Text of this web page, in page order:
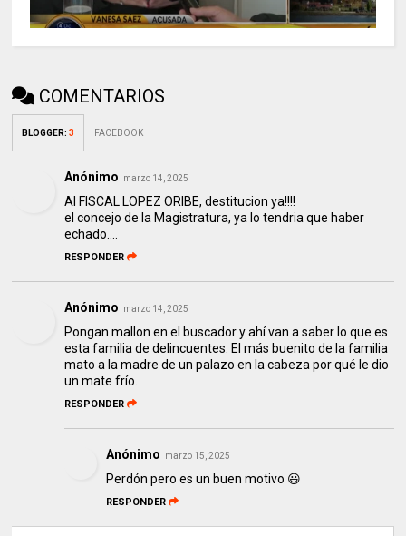
COMENTARIOS
BLOGGER:3 FACEBOOK
Anónimo marzo 14, 2025
Al FISCAL LOPEZ ORIBE, destitucion ya!!!!
el concejo de la Magistratura, ya lo tendria que haber
echado....
RESPONDER
Anónimo marzo 14, 2025
Pongan mallon en el buscador y ahí van a saber lo que es
esta familia de delincuentes. El más buenito de la familia
mato a la madre de un palazo en la cabeza por qué le dio
un mate frío.
RESPONDER
Anónimo marzo 15, 2025
Perdón pero es un buen motivo 😃
RESPONDER